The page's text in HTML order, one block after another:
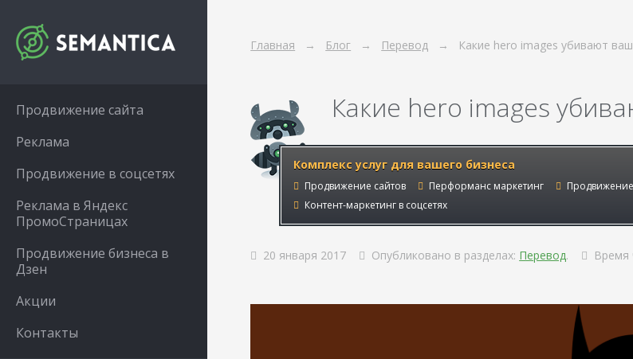
Главная Блог Перевод Какие hero images убивают
Какие hero images
Комплекс услуг для вашего бизнеса
Продвижение сайтов Перформанс маркетинг Продвижение
Контент-маркетинг в соцсетях
20 января 2017 Опубликовано в разделах: Перевод. Время
Продвижение сайта
Реклама
Продвижение в соцсетях
Реклама в Яндекс
ПромоСтраницах
Продвижение бизнеса в
Дзен
Акции
Контакты